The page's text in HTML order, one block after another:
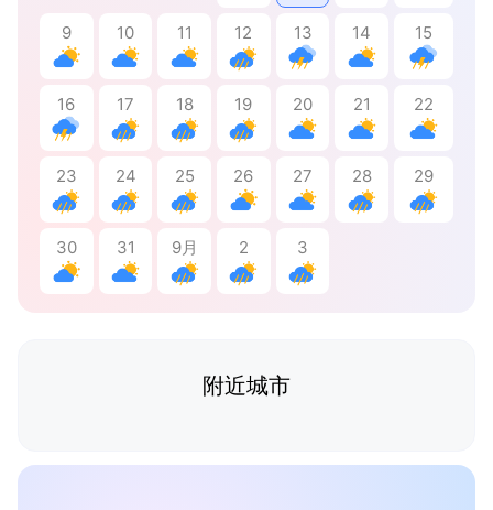
9 10 11 12 13 14 15
16 17 18 19 20 21 22
23 24 25 26 27 28 29
30 31 9月 2 3
附近城市